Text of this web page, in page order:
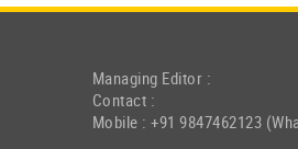
Managing Editor :
Contact :
Mobile : +91 9847462123